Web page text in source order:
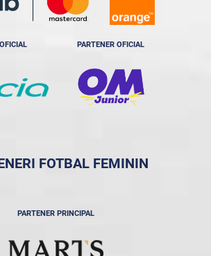
PARTENER OFICIAL
FOTBAL FEMININ
PARTENER PRINCIPAL